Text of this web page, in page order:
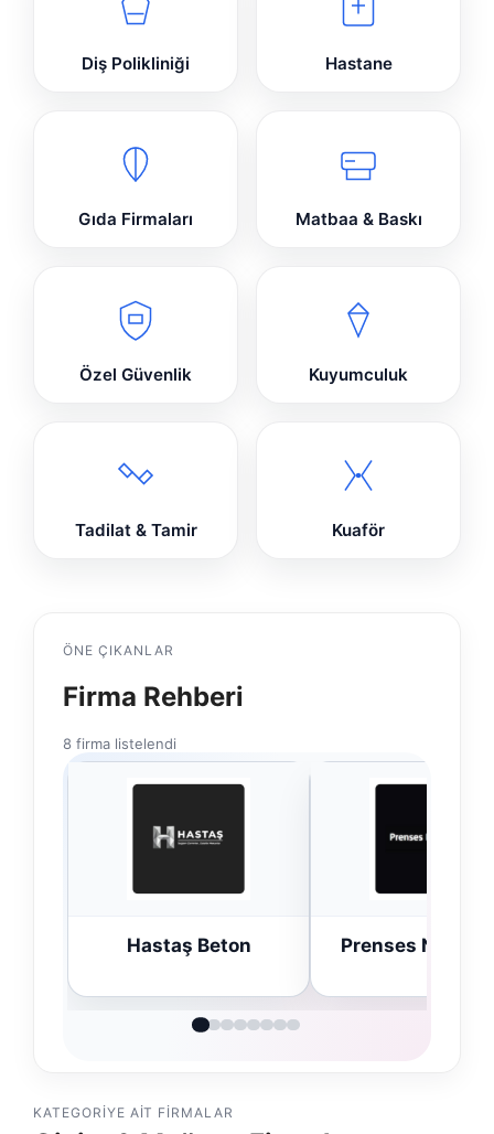
Diş Polikliniği Hastane
Gıda Firmaları Matbaa & Baskı
Özel Güvenlik Kuyumculuk
Tadilat & Tamir Kuaför
ÖNE ÇIKANLAR
Firma Rehberi
8 firma listelendi
Hastaş Beton Prenses Night
KATEGORIYE AIT FIRMALAR